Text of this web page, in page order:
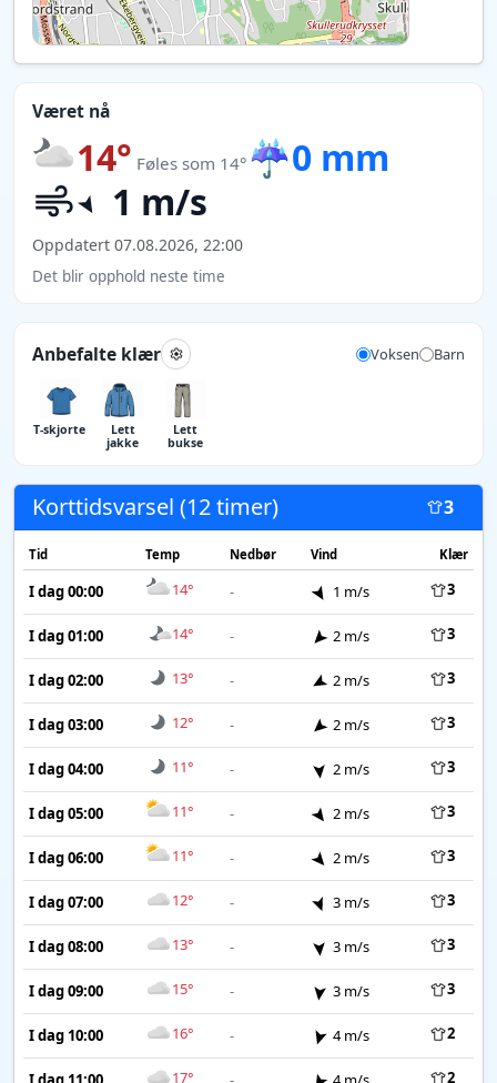
Været nå
14° Føles som 14° ☔0 mm
1 m/s
Oppdatert 07.08.2026, 22:00
Det blir opphold neste time
Anbefalte klær Voksen Barn
T-skjorte
Lett
jakke
Lett
bukse
Korttidsvarsel (12 timer) 3
Tid Temp Nedbør Vind Klær
I dag 00:00 14° - 1 m/s 3
I dag 01:00 14° - 2 m/s 3
I dag 02:00 13° - 2 m/s 3
I dag 03:00 12° - 2 m/s 3
I dag 04:00 11° - 2 m/s 3
I dag 05:00 11° - 2 m/s 3
I dag 06:00 11° - 2 m/s 3
I dag 07:00 12° - 3 m/s 3
I dag 08:00 13° - 3 m/s 3
I dag 09:00 15° - 3 m/s 3
I dag 10:00 16° - 4 m/s 2
17° 2